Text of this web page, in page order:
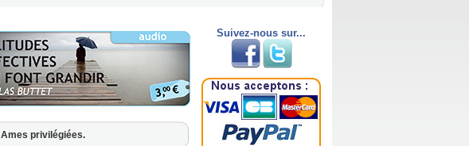
Ames privilégiées.
Suivez-nous sur...